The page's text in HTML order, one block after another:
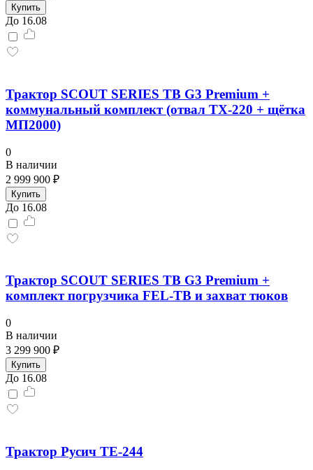
Купить
До 16.08
Трактор SCOUT SERIES TB G3 Premium +
коммунальный комплект (отвал TX-220 + щётка
МП2000)
0
В наличии
2 999 900 ₽
Купить
До 16.08
Трактор SCOUT SERIES TB G3 Premium +
комплект погрузчика FEL-TB и захват тюков
0
В наличии
3 299 900 ₽
Купить
До 16.08
Трактор Русич ТE-244